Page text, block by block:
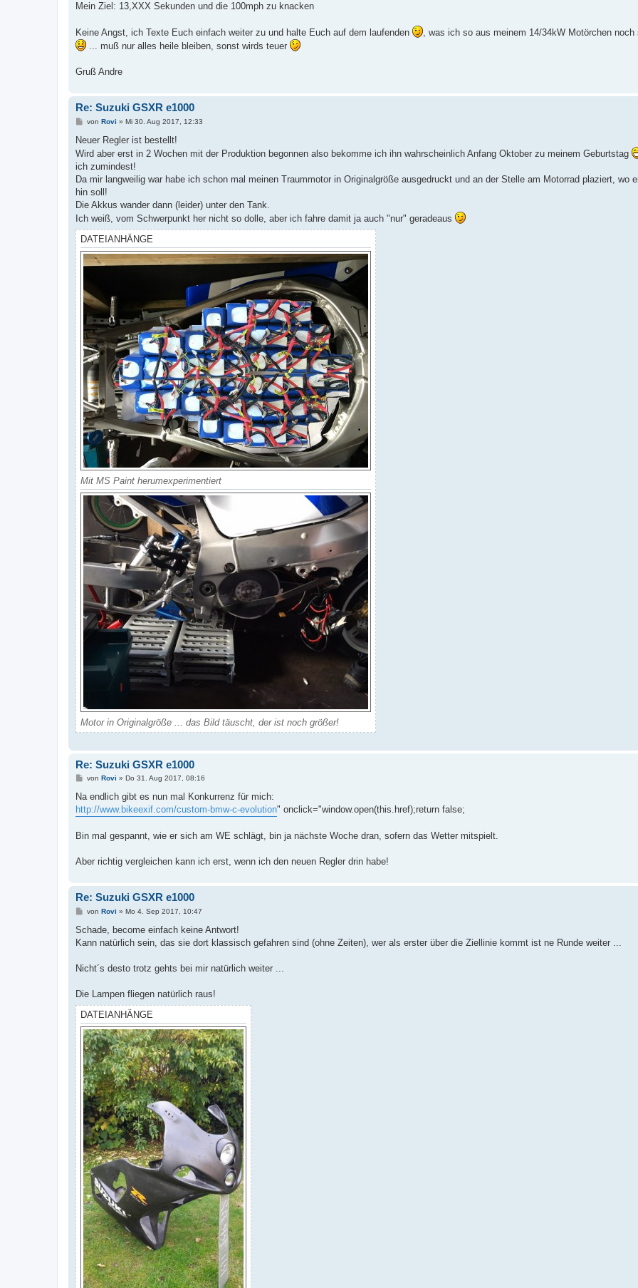
Mein Ziel: 13,XXX Sekunden und die 100mph zu knacken
Keine Angst, ich Texte Euch einfach weiter zu und halte Euch auf dem laufenden
, was ich so aus meinem 14/34kW Motörchen noch
... muß nur alles heile bleiben, sonst wirds teuer
Gruß Andre
Re: Suzuki GSXR e1000
B
i
r
a
g
von Rovi » Mi 30. Aug 2017, 12:33
Neuer Regler ist bestellt!
Wird aber erst in 2 Wochen mit der Produktion begonnen also bekomme ich ihn wahrscheinlich Anfang Oktober zu meinem Geburtstag
ich zumindest!
Da mir langweilig war habe ich schon mal meinen Traummotor in Originalgröße ausgedruckt und an der Stelle am Motorrad plaziert, wo
hin soll!
Die Akkus wander dann (leider) unter den Tank.
Ich weiß, vom Schwerpunkt her nicht so dolle, aber ich fahre damit ja auch "nur" geradeaus
DATEIANHÄNGE
Mit MS Paint herumexperimentiert
Motor in Originalgröße ... das Bild täuscht, der ist noch größer!
Re: Suzuki GSXR e1000
B
i
r
von Rovi » Do 31. Aug 2017, 08:16
Na endlich gibt es nun mal Konkurrenz für mich:
http://www.bikeexif.com/custom-bmw-c-evolution" onclick="window.open(this.href);return false;
Bin mal gespannt, wie er sich am WE schlägt, bin ja nächste Woche dran, sofern das Wetter mitspielt.
Aber richtig vergleichen kann ich erst, wenn ich den neuen Regler drin habe!
Re: Suzuki GSXR e1000
B
i
r
von Rovi » Mo 4. Sep 2017, 10:47
Schade, become einfach keine Antwort!
Kann natürlich sein, das sie dort klassisch gefahren sind (ohne Zeiten), wer als erster über die Ziellinie kommt ist ne Runde weiter ...
Nicht´s desto trotz gehts bei mir natürlich weiter ...
Die Lampen fliegen natürlich raus!
DATEIANHÄNGE